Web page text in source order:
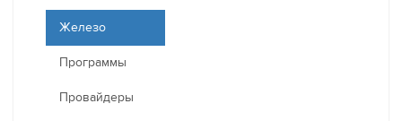
Железо
Программы
Провайдеры